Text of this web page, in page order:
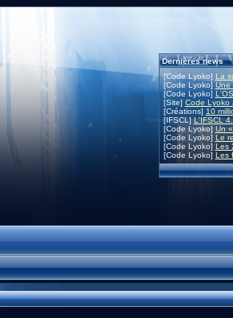
Dernières news
[Code Lyoko] La
[Code Lyoko]Une
[Code Lyoko]
[Site] Code Lyoko
[Créations] 10
[IFSCL]L'IFSCL
[Code Lyoko] Un
[Code Lyoko] Le
[Code Lyoko] Les
[Code Lyoko] Les